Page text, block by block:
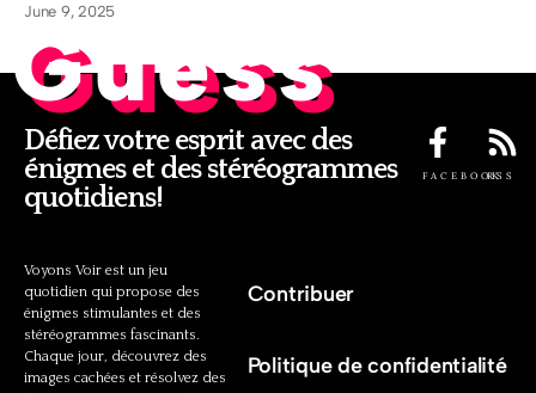
June 9, 2025
Guess
Défiez votre esprit avec des
énigmes et des stéréogrammes
quotidiens!
FACEBOOKRSS
Voyons Voir est un jeu
quotidien qui propose des
énigmes stimulantes et des
stéréogrammes fascinants.
Chaque jour, découvrez des
images cachées et résolvez des
Contribuer
Politique de confidentialité